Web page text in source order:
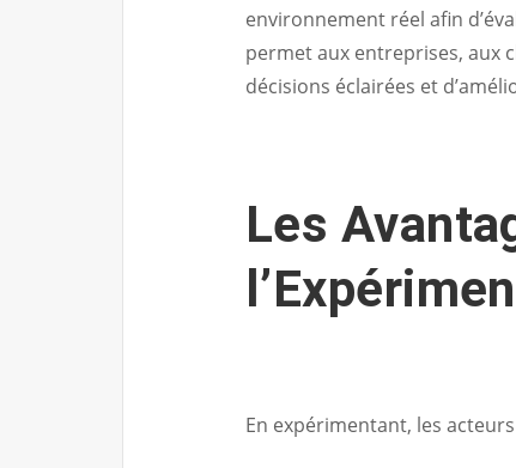
environnement réel afin
permet aux entreprises, aux
décisions éclairées et
Les
En expérimentant, les